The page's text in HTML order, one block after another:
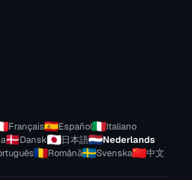
Français Español
Italiano
Dansk 日本語
Nederlands
Română Svenska 中文